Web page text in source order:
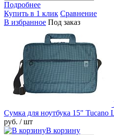
Подробнее
Купить в 1 клик Сравнение
В избранное Под заказ
Сумка для ноутбука 15" Tucano
руб. / шт
В корзину